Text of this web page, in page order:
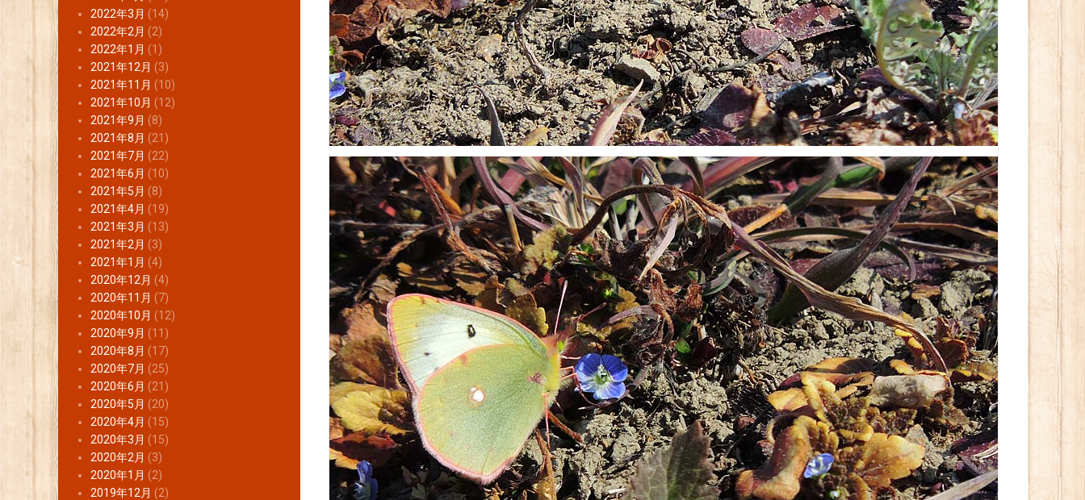
2022年3月 (14)
2022年2月 (2)
2022年1月 (1)
2021年12月 (3)
2021年11月 (10)
2021年10月 (12)
2021年9月 (8)
2021年8月 (21)
2021年7月 (22)
2021年6月 (10)
2021年5月 (8)
2021年4月 (19)
2021年3月 (13)
2021年2月 (3)
2021年1月 (4)
2020年12月 (4)
2020年11月 (7)
2020年10月 (12)
2020年9月 (11)
2020年8月 (17)
2020年7月 (25)
2020年6月 (21)
2020年5月 (20)
2020年4月 (15)
2020年3月 (15)
2020年2月 (3)
2020年1月 (2)
2019年12月 (2)